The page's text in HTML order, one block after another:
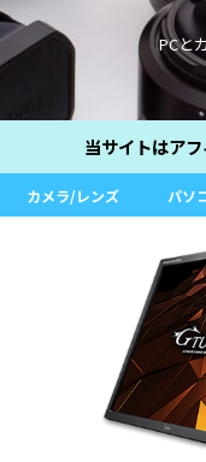
PCと
当サイトはア
カメラ/レンズ パソ